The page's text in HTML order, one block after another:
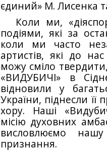
єдиний» М. Лисенка
Коли ми,
подіями, які за
коли ми часто
артистів, які до
можу сміло
«ВИДУБИЧІ» в
відновили у
України, піднесли її
хору. Наші
місію духовних
висловлюємо
признання.